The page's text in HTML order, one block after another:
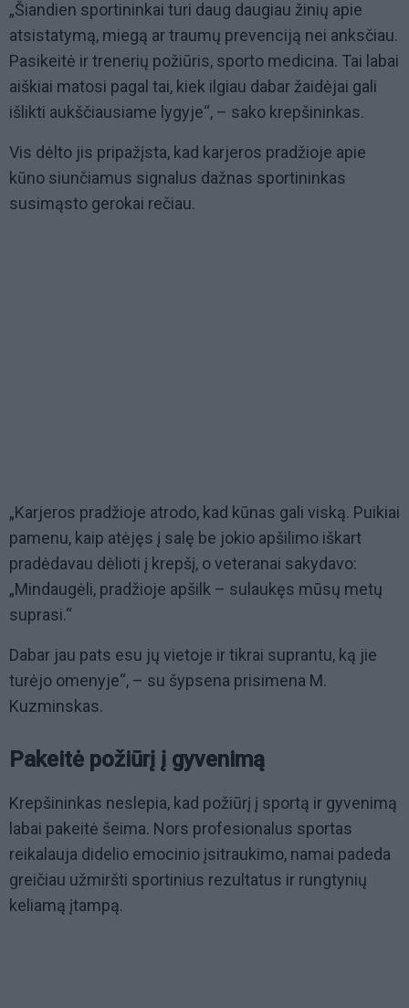
„Šiandien sportininkai turi daug daugiau žinių apie
atsistatymą, miegą ar traumų prevenciją nei anksčiau.
Pasikeitė ir trenerių požiūris, sporto medicina. Tai labai
aiškiai matosi pagal tai, kiek ilgiau dabar žaidėjai gali
išlikti aukščiausiame lygyje“, – sako krepšininkas.
Vis dėlto jis pripažįsta, kad karjeros pradžioje apie
kūno siunčiamus signalus dažnas sportininkas
susimąsto gerokai rečiau.
„Karjeros pradžioje atrodo, kad kūnas gali viską. Puikiai
pamenu, kaip atėjęs į salę be jokio apšilimo iškart
pradėdavau dėlioti į krepšį, o veteranai sakydavo:
„Mindaugėli, pradžioje apšilk – sulaukęs mūsų metų
suprasi.“
Dabar jau pats esu jų vietoje ir tikrai suprantu, ką jie
turėjo omenyje“, – su šypsena prisimena M.
Kuzminskas.
Pakeitė požiūrį į gyvenimą
Krepšininkas neslepia, kad požiūrį į sportą ir gyvenimą
labai pakeitė šeima. Nors profesionalus sportas
reikalauja didelio emocinio įsitraukimo, namai padeda
greičiau užmiršti sportinius rezultatus ir rungtynių
keliamą įtampą.